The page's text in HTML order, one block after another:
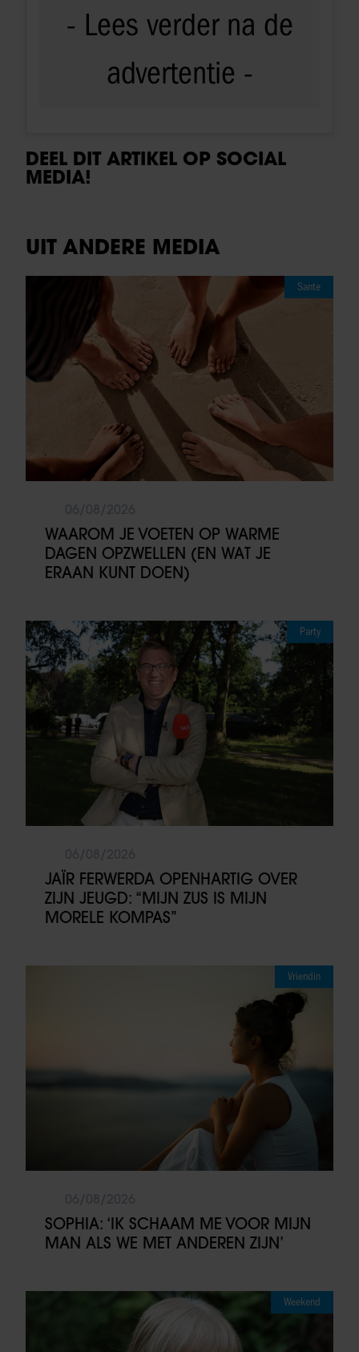
DEEL DIT ARTIKEL OP SOCIAL
MEDIA!
UIT ANDERE MEDIA
Sante
WAAROM JE VOETEN OP WARME
DAGEN OPZWELLEN (EN WAT JE
ERAAN KUNT DOEN)
Party
JAÏR FERWERDA OPENHARTIG OVER
ZIJN JEUGD: “MIJN ZUS IS MIJN
MORELE KOMPAS”
Vriendin
SOPHIA: ‘IK SCHAAM ME VOOR MIJN
MAN ALS WE MET ANDEREN ZIJN’
Weekend